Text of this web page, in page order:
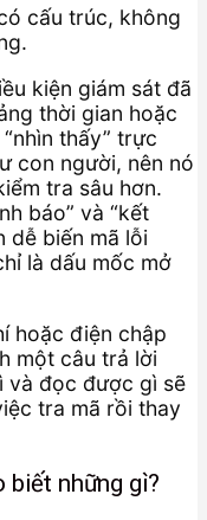
cấu trúc, không
kiện giám sát đã
thời gian hoặc
thấy” trực
con người, nên nó
tra sâu hơn.
báo” và “kết
dễ biến mã lỗi
là dấu mốc mở
hoặc điện chập
một câu trả lời
và đọc được gì sẽ
tra mã rồi thay
biết những gì?